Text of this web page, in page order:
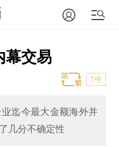
幕交易
T中
迄今最大金额海外并
几分不确定性